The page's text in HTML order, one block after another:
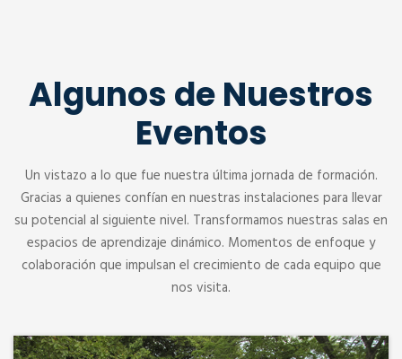
Algunos de Nuestros
Eventos
Un vistazo a lo que fue nuestra última jornada de formación.
Gracias a quienes confían en nuestras instalaciones para llevar
su potencial al siguiente nivel. Transformamos nuestras salas en
espacios de aprendizaje dinámico. Momentos de enfoque y
colaboración que impulsan el crecimiento de cada equipo que
nos visita.